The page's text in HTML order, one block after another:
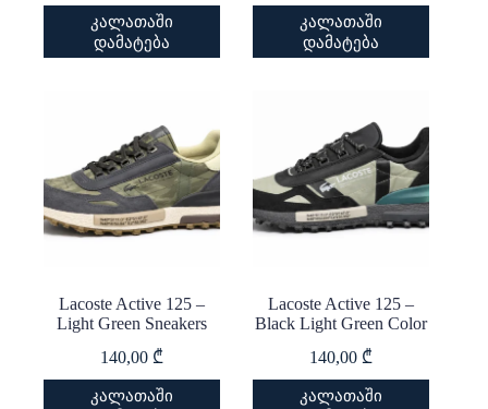
კალათაში
დამატება
This
product
has
options
may
be
chosen
on
the
კალათაში
დამატება
This
product
has
options
may
be
chosen
on
the
Lacoste Active 125 –
Light Green Sneakers
140,00 ₾
კალათაში
This
Lacoste Active 125 –
Black Light Green Color
140,00 ₾
კალათაში
This